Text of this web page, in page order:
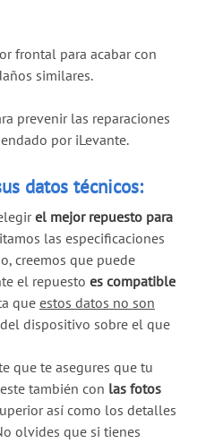
frontal para acabar con
similares.
prevenir las reparaciones
por iLevante.
datos técnicos:
el mejor repuesto para
las especificaciones
creemos que puede
el repuesto es compatible
que estos datos no son
dispositivo sobre el que
que te asegures que tu
también con las fotos
así como los detalles
olvides que si tienes